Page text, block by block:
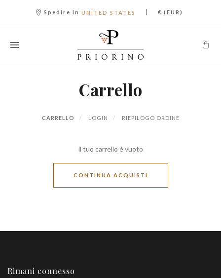
Spedire in UNITED STATES | € (EUR)
Carrello
CARRELLO LOGIN RIEPILOGO ORDINE
il tuo carrello è vuoto
CONTINUA ACQUISTI
Rimani connesso